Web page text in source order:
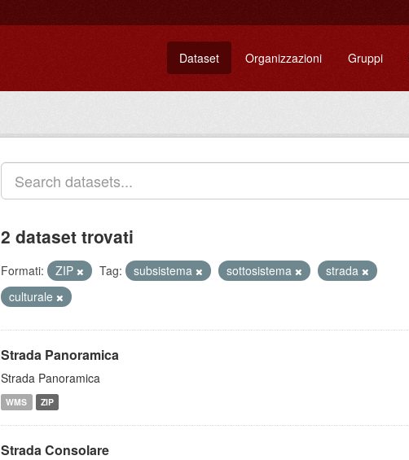
Dataset Organizzazioni Gruppi
2 dataset trovati
Formati: ZIP Tag: subsistema sottosistema
strada
culturale
Strada Panoramica
Strada Panoramica
WMS ZIP
Strada Consolare